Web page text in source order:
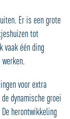
Er is een grote
tot
vaak één ding
voor extra
dynamische groei
herontwikkeling